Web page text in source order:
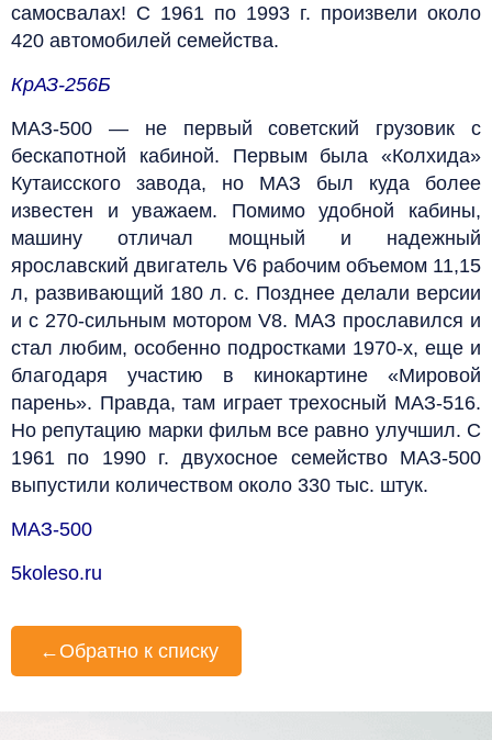
самосвалах! С 1961 по 1993 г. произвели около
420 автомобилей семейства.
КрАЗ-256Б
МАЗ-500 — не первый советский грузовик с
бескапотной кабиной. Первым была «Колхида»
Кутаисского завода, но МАЗ был куда более
известен и уважаем. Помимо удобной кабины,
машину отличал мощный и надежный
ярославский двигатель V6 рабочим объемом 11,15
л, развивающий 180 л. с. Позднее делали версии
и с 270‑сильным мотором V8. МАЗ прославился и
стал любим, особенно подростками 1970‑х, еще и
благодаря участию в кинокартине «Мировой
парень». Правда, там играет трехосный МАЗ-516.
Но репутацию марки фильм все равно улучшил. С
1961 по 1990 г. двухосное семейство МАЗ-500
выпустили количеством около 330 тыс. штук.
МАЗ-500
5koleso.ru
← Обратно к списку